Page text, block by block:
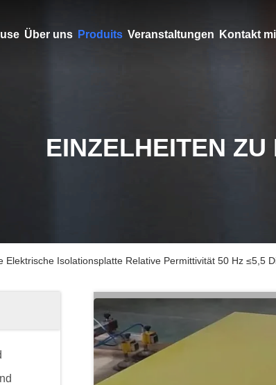
Über uns Produits Veranstaltungen Kontakt
EINZELHEITEN
Elektrische Isolationsplatte Relative Permittivität 50 Hz ≤5,5